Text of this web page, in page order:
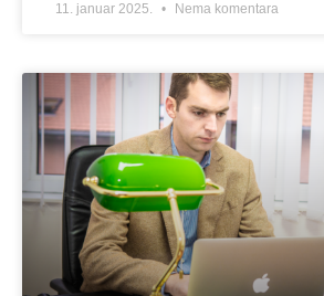
11. januar 2025. Nema komentara